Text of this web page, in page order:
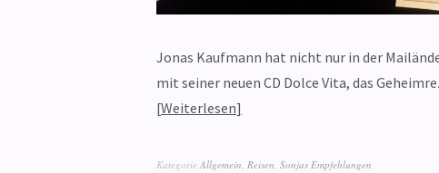
Jonas Kaufmann hat nicht nur in der
mit seiner neuen CD Dolce Vita, das
Weiterlesen
Kategorie Allgemein, Reisen, Sonjas Empfehlungen